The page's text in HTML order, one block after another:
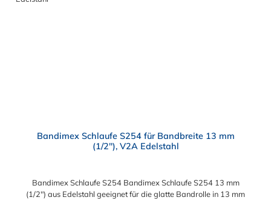
Bandimex Schlaufe S254 für Bandbreite 13 mm
(1/2"), V2A Edelstahl
Bandimex Schlaufe S254 Bandimex Schlaufe S254 13 mm
(1/2") aus Edelstahl geeignet für die glatte Bandrolle in 13 mm